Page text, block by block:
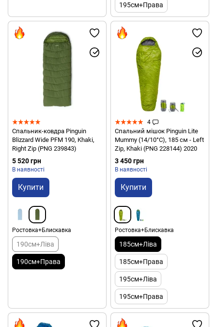
195см+Права
Спальник-ковдра Pinguin
Blizzard Wide PFM 190, Khaki,
Right Zip (PNG 239843)
5 520 грн
В наявності
Купити
Ростовка+Блискавка
190см+Ліва
190см+Права
4
Спальний мішок Pinguin Lite
Mummy (14/10°C), 185 см - Left
Zip, Khaki (PNG 228144) 2020
3 450 грн
В наявності
Купити
Ростовка+Блискавка
185см+Ліва
185см+Права
195см+Ліва
195см+Права